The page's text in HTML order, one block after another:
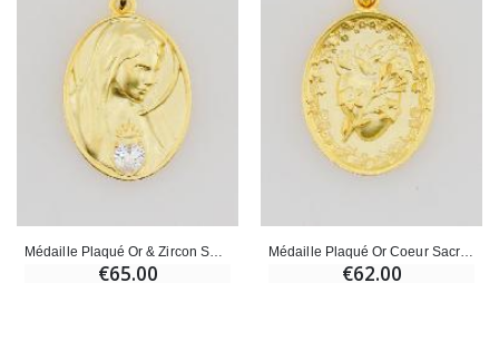
Médaille Plaqué Or & Zircon Sacré Coeur de Marie - 19mm
€65.00
Médaille Plaqué Or Coeur Sacré de Saint Joseph - 19mm
€62.00